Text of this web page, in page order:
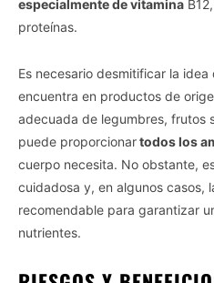
especialmente de vitamina
proteínas.
Es necesario desmitificar la
encuentra en productos de
adecuada de legumbres, frutos
puede proporcionartodos los
cuerpo necesita. No obstante,
cuidadosa y, en algunos casos,
recomendable para garantizar
nutrientes.